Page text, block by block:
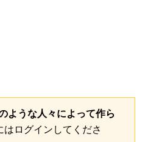
ような人々によって作ら
はログインしてくださ